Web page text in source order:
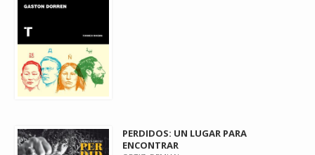
PERDIDOS: UN LUGAR PARA
ENCONTRAR